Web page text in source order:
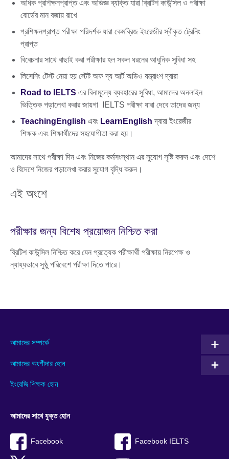
অধিক প্রশিক্ষনপ্রাপ্ত এবং অভিজ্ঞ ব্যক্তি যারা ব্রিটিশ কাউন্সিল ও পরীক্ষা
বোর্ডের মান বজায় রাখে
প্রশিক্ষনপ্রাপ্ত পরীক্ষা পরিদর্শক যারা কেমব্রিজ ইংরেজীর স্বীকৃত ট্রেনিং
প্রাপ্ত
বিবেচনার সাথে বাছাই করা পরীক্ষার হল সকল ধরনের আধুনিক সুবিধা সহ
লিসেনিং টেস্ট নেয়া হয় স্টেট অফ দ্য আর্ট অডিও যন্ত্রাংশ দ্বারা
Road to IELTS এর বিনামূল্যে ব্যবহারের সুবিধা, আমাদের অনলাইন
ভিত্তিক পড়ালেখা করার জায়গা IELTS পরীক্ষা যারা দেবে তাদের জন্য
TeachingEnglish এবং LearnEnglish দ্বারা ইংরেজীর
শিক্ষক এবং শিক্ষার্থীদের সহযোগীতা করা হয়।
আমাদের সাথে পরীক্ষা দিন এবং নিজের কর্মসংস্থান এর সুযোগ সৃষ্টি করুন এবং দেশে
ও বিদেশে নিজের পড়ালেখা করার সুযোগ বৃদ্ধি করুন।
এই অংশে
পরীক্ষার জন্য বিশেষ প্রয়োজন নিশ্চিত করা
ব্রিটিশ কাউন্সিল নিশ্চিত করে যেন প্রত্যেক পরীক্ষার্থী পরীক্ষায় নিরপেক্ষ ও
ন্যায্যভাবে সুষ্ঠু পরিবেশে পরীক্ষা দিতে পারে।
আমাদের সম্পর্কে
আমাদের অংশীদার হোন
ইংরেজি শিক্ষক হোন
আমাদের সাথে যুক্ত হোন
Facebook Facebook IELTS